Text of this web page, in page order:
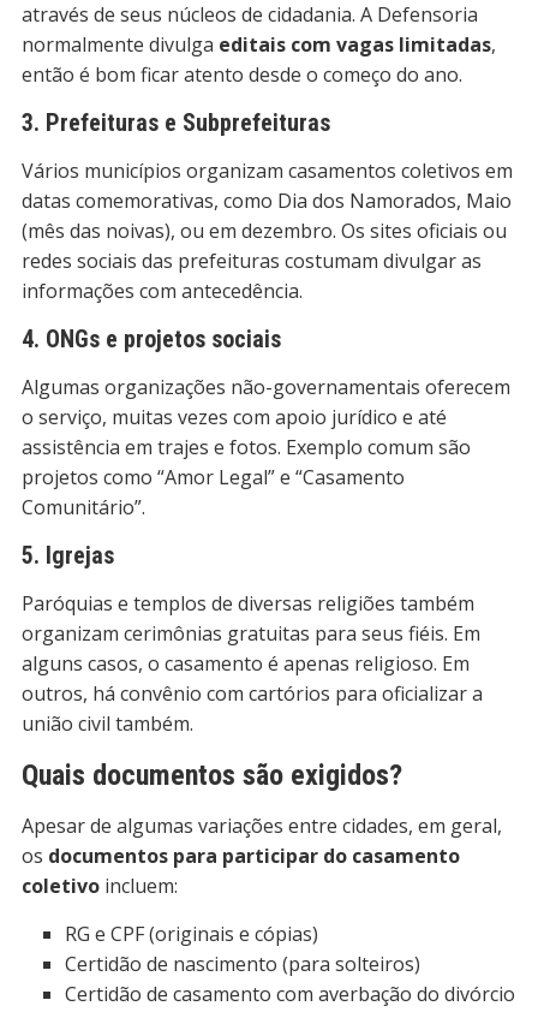
através de seus núcleos de cidadania. A Defensoria
normalmente divulga editais com vagas limitadas,
então é bom ficar atento desde o começo do ano.
3. Prefeituras e Subprefeituras
Vários municípios organizam casamentos coletivos em
datas comemorativas, como Dia dos Namorados, Maio
(mês das noivas), ou em dezembro. Os sites oficiais ou
redes sociais das prefeituras costumam divulgar as
informações com antecedência.
4. ONGs e projetos sociais
Algumas organizações não-governamentais oferecem
o serviço, muitas vezes com apoio jurídico e até
assistência em trajes e fotos. Exemplo comum são
projetos como “Amor Legal” e “Casamento
Comunitário”.
5. Igrejas
Paróquias e templos de diversas religiões também
organizam cerimônias gratuitas para seus fiéis. Em
alguns casos, o casamento é apenas religioso. Em
outros, há convênio com cartórios para oficializar a
união civil também.
Quais documentos são exigidos?
Apesar de algumas variações entre cidades, em geral,
os documentos para participar do casamento
coletivoincluem:
RG e CPF (originais e cópias)
Certidão de nascimento (para solteiros)
Certidão de casamento com averbação do divórcio